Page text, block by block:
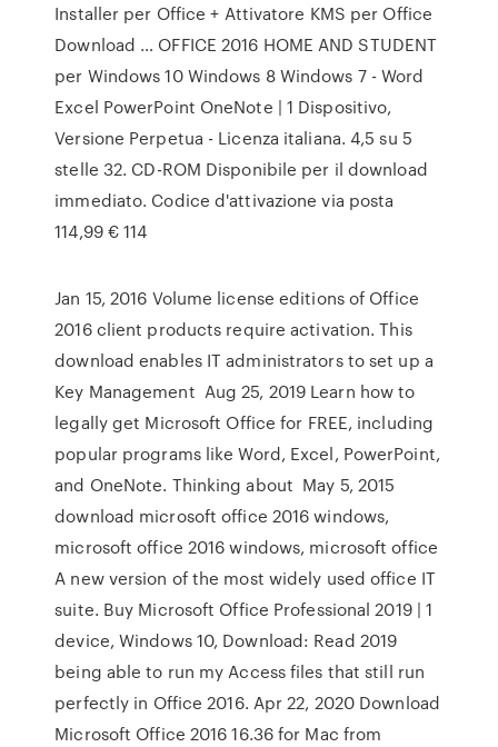
Installer per Office + Attivatore KMS per Office
Download … OFFICE 2016 HOME AND STUDENT
per Windows 10 Windows 8 Windows 7 - Word
Excel PowerPoint OneNote | 1 Dispositivo,
Versione Perpetua - Licenza italiana. 4,5 su 5
stelle 32. CD-ROM Disponibile per il download
immediato. Codice d'attivazione via posta
114,99 € 114
Jan 15, 2016 Volume license editions of Office
2016 client products require activation. This
download enables IT administrators to set up a
Key Management Aug 25, 2019 Learn how to
legally get Microsoft Office for FREE, including
popular programs like Word, Excel, PowerPoint,
and OneNote. Thinking about May 5, 2015
download microsoft office 2016 windows,
microsoft office 2016 windows, microsoft office
A new version of the most widely used office IT
suite. Buy Microsoft Office Professional 2019 | 1
device, Windows 10, Download: Read 2019
being able to run my Access files that still run
perfectly in Office 2016. Apr 22, 2020 Download
Microsoft Office 2016 16.36 for Mac from